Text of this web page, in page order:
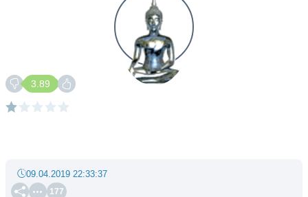
3.89
177
09.04.2019 22:33:37